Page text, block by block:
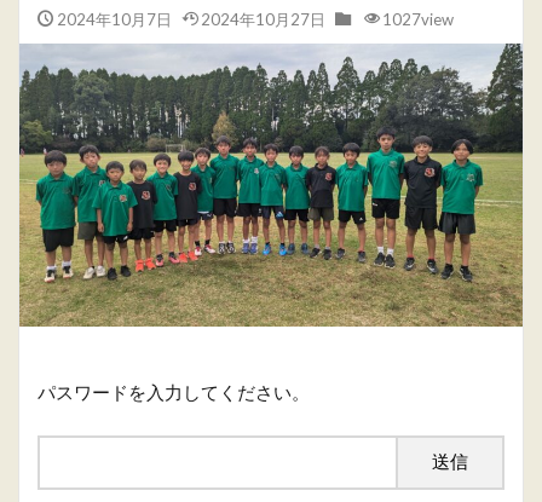
2024年10月7日 2024年10月27日 1027view
パスワードを入力してください。